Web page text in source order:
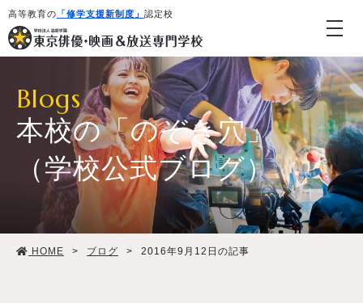
高等教育の 「修学支援新制度」 認定校
学校紹介・教育システム
Blogs
本校の「のぞき穴」
（学校公式ブログ）
HOME > ブログ > 2016年9月12日の記事